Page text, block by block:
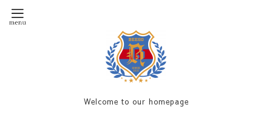
Welcome to our homepage